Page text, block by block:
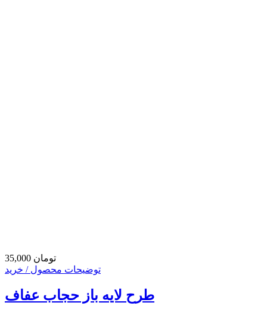
35,000 تومان
توضیحات محصول / خرید
طرح لایه باز حجاب عفاف